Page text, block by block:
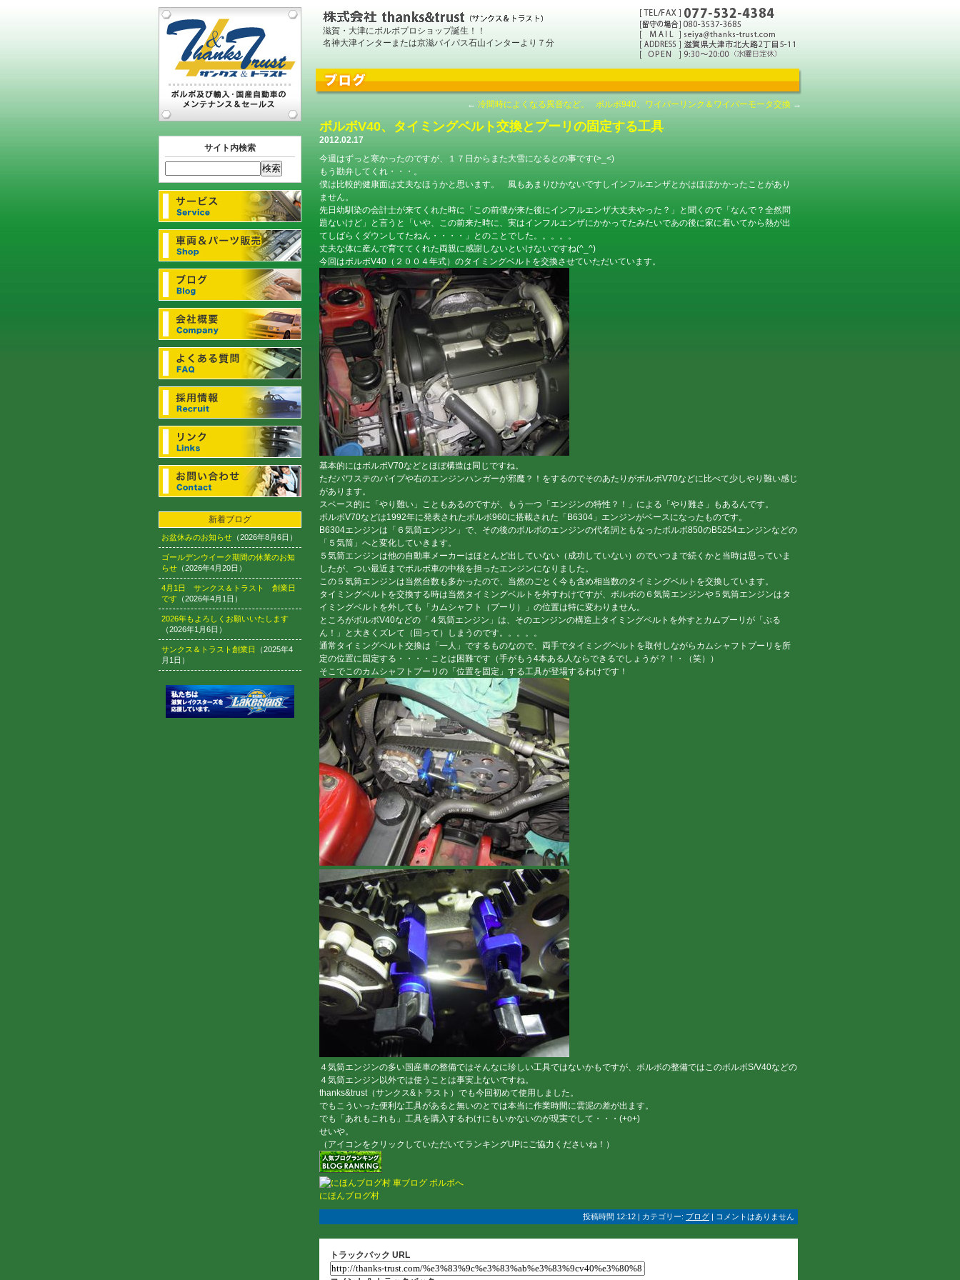
滋賀・大津にボルボプロショップ誕生！！
名神大津インターまたは京滋バイパス石山インターより７分
サイト内検索
新着ブログ
お盆休みのお知らせ （2026年8月6日）
ゴールデンウイーク期間の休業のお知
らせ （2026年4月20日）
4月1日 サンクス＆トラスト 創業日
です （2026年4月1日）
2026年もよろしくお願いいたします
（2026年1月6日）
サンクス＆トラスト創業日
（2025年4
月1日）
← 冷間時によくなる異音など。 ボルボ940、ワイパーリンク＆ワイパーモータ交換 →
ボルボV40、タイミングベルト交換とプーリの固定する工具
2012.02.17
今週はずっと寒かったのですが、１７日からまた大雪になるとの事です(>_<)
もう勘弁してくれ・・・。
僕は比較的健康面は丈夫なほうかと思います。 風もあまりひかないですしインフルエンザとかはほぼかかったことがあり
ません。
先日幼馴染の会計士が来てくれた時に「この前僕が来た後にインフルエンザ大丈夫やった？」と聞くので「なんで？全然問
題ないけど」と言うと「いや、この前来た時に、実はインフルエンザにかかってたみたいであの後に家に着いてから熱が出
てしばらくダウンしてたねん・・・・」とのことでした。。。。。
丈夫な体に産んで育ててくれた両親に感謝しないといけないですね(^_^)
今回はボルボV40（２００４年式）のタイミングベルトを交換させていただいています。
基本的にはボルボV70などとほぼ構造は同じですね。
ただパワステのパイプや右のエンジンハンガーが邪魔？！をするのでそのあたりがボルボV70などに比べて少しやり難い感じ
があります。
スペース的に「やり難い」こともあるのですが、もう一つ「エンジンの特性？！」による「やり難さ」もあるんです。
ボルボV70などは1992年に発表されたボルボ960に搭載された「B6304」エンジンがベースになったものです。
B6304エンジンは「６気筒エンジン」で、その後のボルボのエンジンの代名詞ともなったボルボ850のB5254エンジンなどの
「５気筒」へと変化していきます。
５気筒エンジンは他の自動車メーカーはほとんど出していない（成功していない）のでいつまで続くかと当時は思っていま
したが、つい最近までボルボ車の中核を担ったエンジンになりました。
この５気筒エンジンは当然台数も多かったので、当然のごとく今も含め相当数のタイミングベルトを交換しています。
タイミングベルトを交換する時は当然タイミングベルトを外すわけですが、ボルボの６気筒エンジンや５気筒エンジンはタ
イミングベルトを外しても「カムシャフト（プーリ）」の位置は特に変わりません。
ところがボルボV40などの「４気筒エンジン」は、そのエンジンの構造上タイミングベルトを外すとカムプーリが「ぶる
ん！」と大きくズレて（回って）しまうのです。。。。。
通常タイミングベルト交換は「一人」でするものなので、両手でタイミングベルトを取付しながらカムシャフトプーリを所
定の位置に固定する・・・・ことは困難です（手がもう4本ある人ならできるでしょうが？！・（笑））
そこでこのカムシャフトプーリの「位置を固定」する工具が登場するわけです！
４気筒エンジンの多い国産車の整備ではそんなに珍しい工具ではないかもですが、ボルボの整備ではこのボルボS/V40などの
４気筒エンジン以外では使うことは事実上ないですね。
thanks&trust（サンクス&トラスト）でも今回初めて使用しました。
でもこういった便利な工具があると無いのとでは本当に作業時間に雲泥の差が出ます。
でも「あれもこれも」工具を購入するわけにもいかないのが現実でして・・・(+o+)
せいや。
（アイコンをクリックしていただいてランキングUPにご協力くださいね！）
にほんブログ村
投稿時間 12:12 | カテゴリー: ブログ | コメントはありません
トラックバック URL